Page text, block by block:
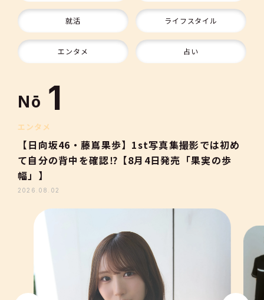
就活 ライフスタイル
エンタメ 占い
Nō
9
10
1
2
3
4
5
エンタメ
【日向坂46・藤嶌果歩】1st写真集撮影では初め
て自分の背中を確認⁉【8月4日発売「果実の歩
幅」】
2026.08.02